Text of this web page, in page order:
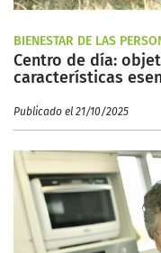
BIENESTAR DE LAS
Centro de día:
características
Publicado el 21/10/2025